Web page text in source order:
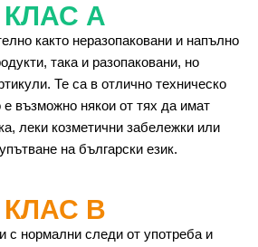
КЛАС А
както неразопаковани и напълно
така и разопаковани, но
Те са в отлично техническо
е възможно някои от тях да имат
леки козметични забележки или
на български език.
КЛАС B
с нормални следи от употреба и